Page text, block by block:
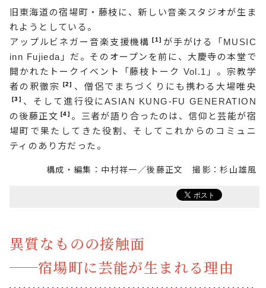
旧東海道の宿場町・藤枝に、新しい音楽スタジオが生ま
れようとしている。
アップルビネガー音楽支援機構
1
が手がける「MUSIC
inn Fujieda」だ。そのオープンを前に、大慶寺の本堂で
開かれたトークイベント「藤枝トーク Vol.1」。宗教学
者の釈徹宗
2 、僧侶でまちづくりにも携わる大場唯央
3
、そして進行役にASIAN KUNG-FU GENERATION
の後藤正文
4
。三者が語り合ったのは、信仰と芸能が宿
場町で果たしてきた役割、そしてこれからのコミュニ
ティのあり方だった。
構成・編集：中村祥一／後藤正文 撮影：杉山雄風
異質なものの接触面
──宿場町に芸能が生まれる理由